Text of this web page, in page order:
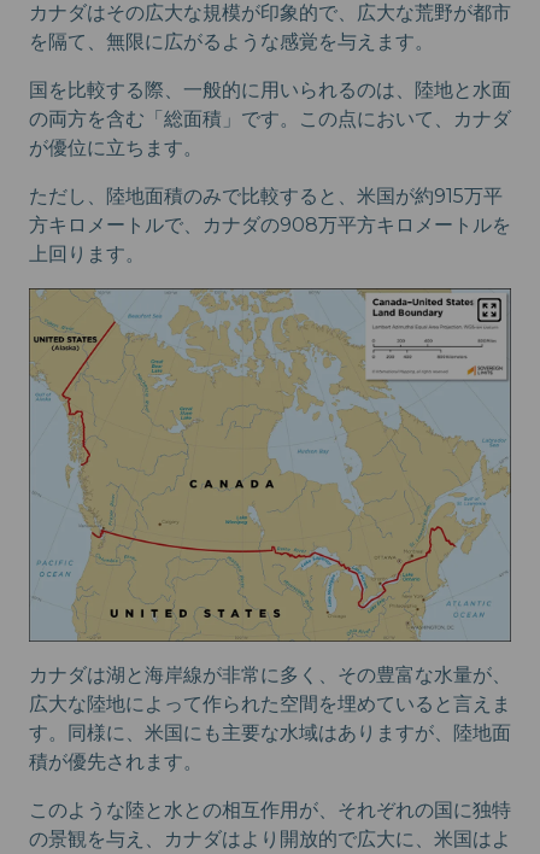
カナダはその広大な規模が印象的で、広大な荒野が都市
を隔て、無限に広がるような感覚を与えます。
国を比較する際、一般的に用いられるのは、陸地と水面
の両方を含む「総面積」です。この点において、カナダ
が優位に立ちます。
ただし、陸地面積のみで比較すると、米国が約915万平
方キロメートルで、カナダの908万平方キロメートルを
上回ります。
カナダは湖と海岸線が非常に多く、その豊富な水量が、
広大な陸地によって作られた空間を埋めていると言えま
す。同様に、米国にも主要な水域はありますが、陸地面
積が優先されます。
このような陸と水との相互作用が、それぞれの国に独特
の景観を与え、カナダはより開放的で広大に、米国はよ